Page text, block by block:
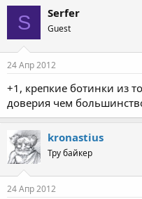
S Serfer
Guest
24 Апр 2012
+1, крепкие ботинки из
доверия чем
kronastius
Тру байкер
24 Апр 2012